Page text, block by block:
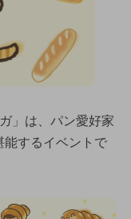
」は、パン愛好家
能するイベントで